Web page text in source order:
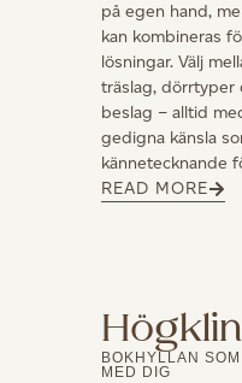
på egen hand,
kan kombineras
lösningar. Välj
träslag, dörrtyper
beslag – alltid
gedigna känsla
kännetecknande
READ MORE
BOKHYLLAN
MED DIG